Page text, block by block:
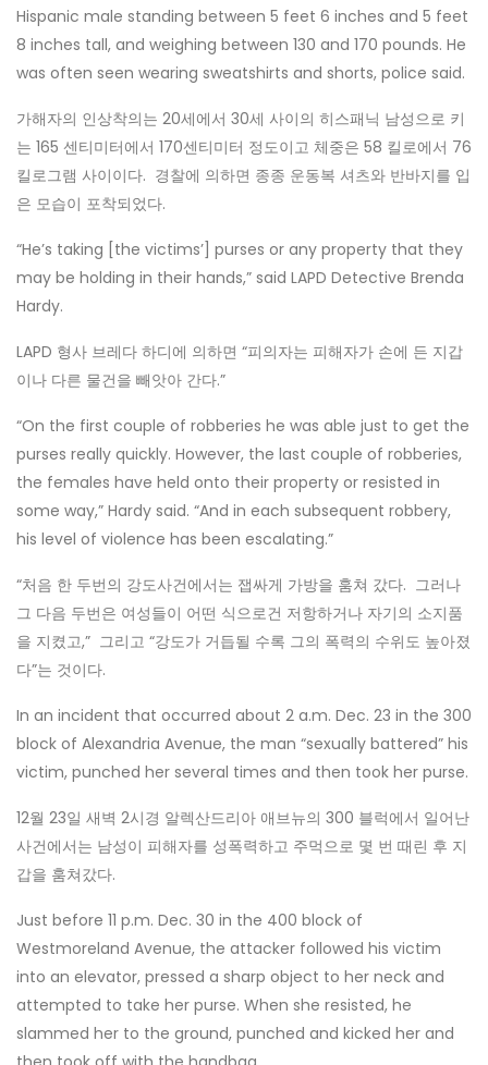
Hispanic male standing between 5 feet 6 inches and 5 feet
8 inches tall, and weighing between 130 and 170 pounds. He
was often seen wearing sweatshirts and shorts, police said.
가해자의 인상착의는 20세에서 30세 사이의 히스패닉 남성으로 키
는 165 센티미터에서 170센티미터 정도이고 체중은 58 킬로에서 76
킬로그램 사이이다. 경찰에 의하면 종종 운동복 셔츠와 반바지를 입
은 모습이 포착되었다.
“He’s taking [the victims’] purses or any property that they
may be holding in their hands,” said LAPD Detective Brenda
Hardy.
LAPD 형사 브레다 하디에 의하면 “피의자는 피해자가 손에 든 지갑
이나 다른 물건을 빼앗아 간다.”
“On the first couple of robberies he was able just to get the
purses really quickly. However, the last couple of robberies,
the females have held onto their property or resisted in
some way,” Hardy said. “And in each subsequent robbery,
his level of violence has been escalating.”
“처음 한 두번의 강도사건에서는 잽싸게 가방을 훔쳐 갔다. 그러나
그 다음 두번은 여성들이 어떤 식으로건 저항하거나 자기의 소지품
을 지켰고,” 그리고 “강도가 거듭될 수록 그의 폭력의 수위도 높아졌
다”는 것이다.
In an incident that occurred about 2 a.m. Dec. 23 in the 300
block of Alexandria Avenue, the man “sexually battered” his
victim, punched her several times and then took her purse.
12월 23일 새벽 2시경 알렉산드리아 애브뉴의 300 블럭에서 일어난
사건에서는 남성이 피해자를 성폭력하고 주먹으로 몇 번 때린 후 지
갑을 훔쳐갔다.
Just before 11 p.m. Dec. 30 in the 400 block of
Westmoreland Avenue, the attacker followed his victim
into an elevator, pressed a sharp object to her neck and
attempted to take her purse. When she resisted, he
slammed her to the ground, punched and kicked her and